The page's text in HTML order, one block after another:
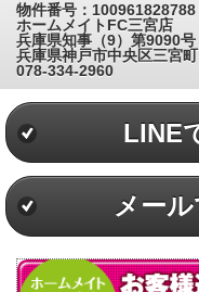
物件番号：100961828788
ホームメイトFC三宮店
兵庫県知事（9）第9090号
兵庫県神戸市中央区三宮
078-334-2960
LINE
メー